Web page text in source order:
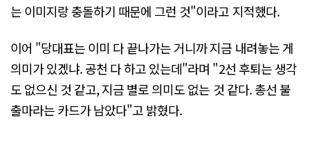
는 이미지랑 충돌하기 때문에 그런 것"이라고 지적했다.
이어 "당대표는 이미 다 끝나가는 거니까 지금 내려놓는 게
의미가 있겠냐. 공천 다 하고 있는데"라며 "2선 후퇴는 생각
도 없으신 것 같고, 지금 별로 의미도 없는 것 같다. 총선 불
출마라는 카드가 남았다"고 밝혔다.